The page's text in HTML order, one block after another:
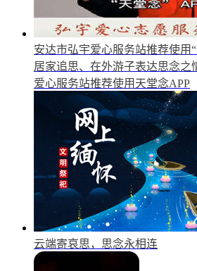
安达市弘宇爱心服务站推荐使用
居家追思、在外游子表达思念之
爱心服务站推荐使用天堂念APP
云端寄哀思，思念永相连